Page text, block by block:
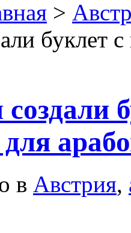
>
буклет
в Австрия,